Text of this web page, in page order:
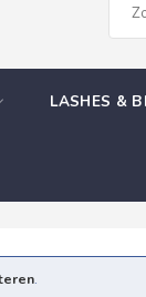
LASHES &
.